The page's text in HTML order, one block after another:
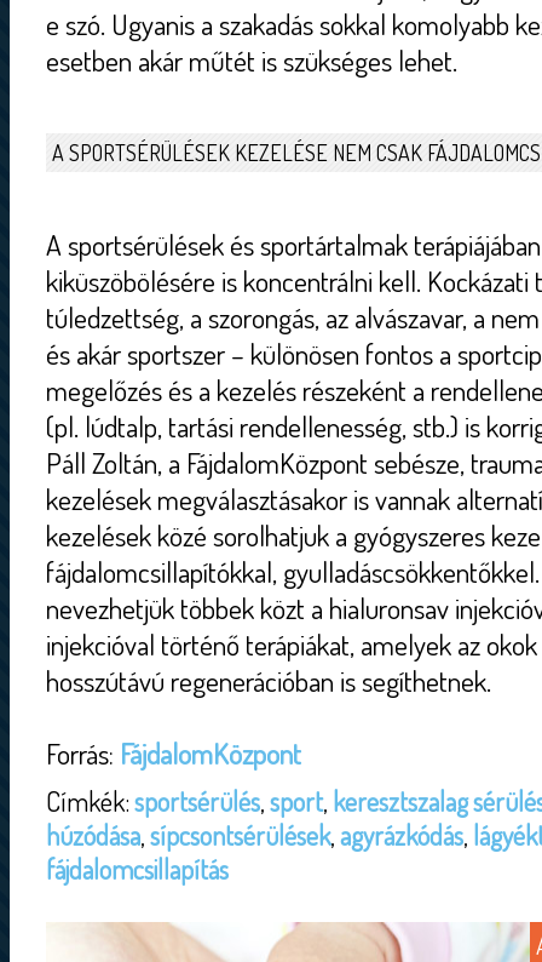
e szó. Ugyanis a szakadás sokkal komolyabb
esetben akár műtét is szükséges lehet.
A SPORTSÉRÜLÉSEK KEZELÉSE NEM CSAK
A sportsérülések és sportártalmak
kiküszöbölésére is koncentrálni kell. Kockázati
túledzettség, a szorongás, az alvászavar, a
és akár sportszer – különösen fontos a
megelőzés és a kezelés részeként a
(pl. lúdtalp, tartási rendellenesség, stb.) is
Páll Zoltán, a FájdalomKözpont sebésze,
kezelések megválasztásakor is vannak
kezelések közé sorolhatjuk a gyógyszeres
fájdalomcsillapítókkal,
nevezhetjük többek közt a hialuronsav
injekcióval történő terápiákat, amelyek az
hosszútávú regenerációban is segíthetnek.
Forrás: FájdalomKözpont
Címkék:sportsérülés,sport, keresztszalag
húzódása,sípcsontsérülések,agyrázkódás,
fájdalomcsillapítás